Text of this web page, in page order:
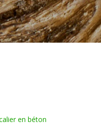
en béton